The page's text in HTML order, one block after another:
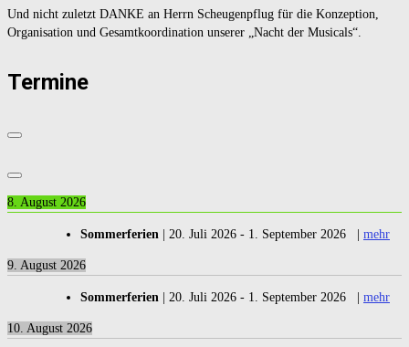
Und nicht zuletzt DANKE an Herrn Scheugenpflug für die Konzeption,
Organisation und Gesamtkoordination unserer „Nacht der Musicals“.
Termine
8. August 2026
Sommerferien 20. Juli 2026 - 1. September 2026 mehr
9. August 2026
Sommerferien 20. Juli 2026 - 1. September 2026 mehr
10. August 2026